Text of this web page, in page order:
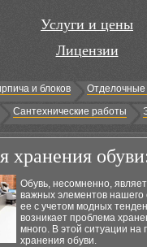
Услуги и цены
Лицензии
и блоков Отделочные
Сантехнические работы
хранения
Обувь, несомненно,
важных элементов
ее с учетом модных
возникает проблема
много. В этой ситуации
хранения обуви.